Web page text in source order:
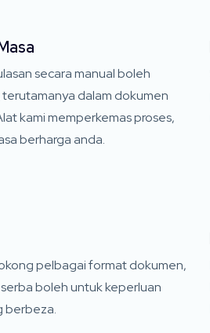
secara manual boleh
dalam dokumen
kami memperkemas proses,
berharga anda.
pelbagai format dokumen,
boleh untuk keperluan
berbeza.